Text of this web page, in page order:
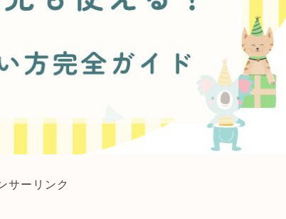
サーリンク